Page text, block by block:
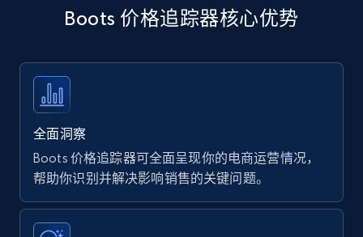
Boots 价格追踪器核心优势
全面洞察
Boots 价格追踪器可全面呈现你的电商运营情况，
帮助你识别并解决影响销售的关键问题。